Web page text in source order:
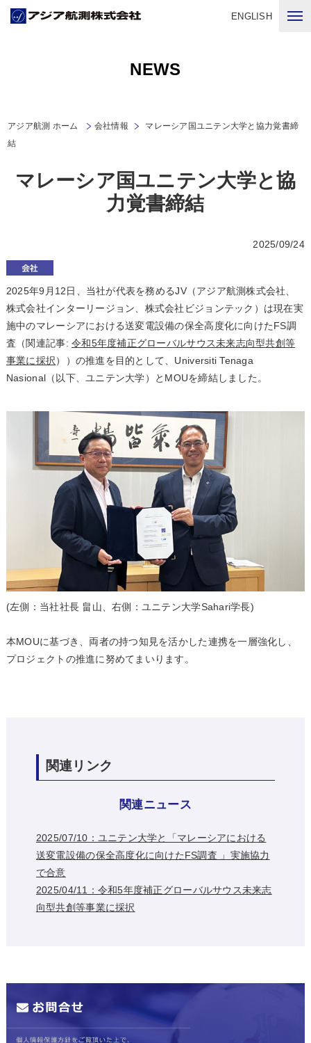
ENGLISH
NEWS
アジア航測 ホーム 会社情報
マレーシア国ユニテン大学と協力覚書締
結
マレーシア国ユニテン大学と協
力覚書締結
2025/09/24
2025年9月12日、当社が代表を務めるJV（アジア航測株式会社、
株式会社インターリージョン、株式会社ビジョンテック）は現在実
施中のマレーシアにおける送変電設備の保全高度化に向けたFS調
査（関連記事:令和5年度補正グローバルサウス未来志向型共創等
事業に採択））の推進を目的として、Universiti Tenaga
Nasional（以下、ユニテン大学）とMOUを締結しました。
(左側：当社社長 畠山、右側：ユニテン大学Sahari学長)
本MOUに基づき、両者の持つ知見を活かした連携を一層強化し、
プロジェクトの推進に努めてまいります。
関連リンク
関連ニュース
2025/07/10：ユニテン大学と「マレーシアにおける
送変電設備の保全高度化に向けたFS調査 」実施協力
で合意
2025/04/11：令和5年度補正グローバルサウス未来志
向型共創等事業に採択